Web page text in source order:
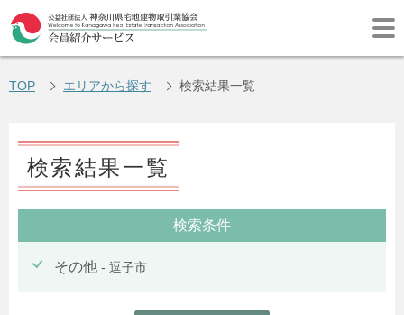
TOP エリアから探す 検索結果一覧
検索結果一覧
検索条件
その他 - 逗子市